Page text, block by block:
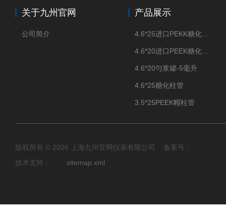
关于九州官网
公司简介
产品展示
4.6*20匀浆罐-5毫升
4.6*25糖化柱管
3.5*25PEEK帽柱管
版权所有 © 2026 上海九州官网仪表有限公司 备案号：
技术支持： sitemap.xml